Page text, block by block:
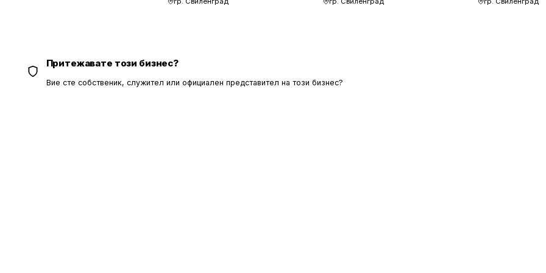
Притежавате този бизнес?
Вие сте собственик, служител или официален представител на този бизнес?